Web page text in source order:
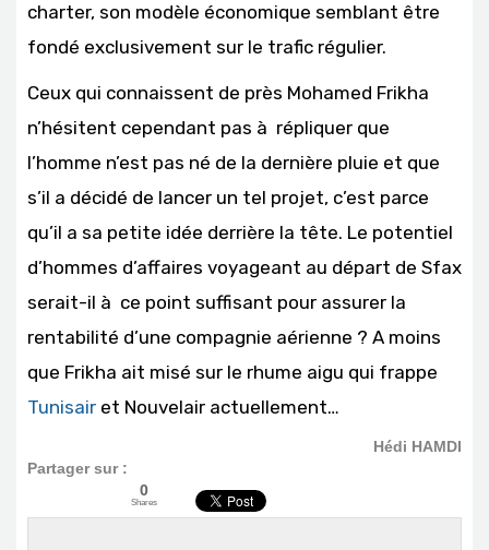
charter, son modèle économique semblant être
fondé exclusivement sur le trafic régulier.
Ceux qui connaissent de près Mohamed Frikha
n’hésitent cependant pas à répliquer que
l’homme n’est pas né de la dernière pluie et que
s’il a décidé de lancer un tel projet, c’est parce
qu’il a sa petite idée derrière la tête. Le potentiel
d’hommes d’affaires voyageant au départ de Sfax
serait-il à ce point suffisant pour assurer la
rentabilité d’une compagnie aérienne ? A moins
que Frikha ait misé sur le rhume aigu qui frappe
Tunisair et Nouvelair actuellement…
Hédi HAMDI
Partager sur :
0
Shares